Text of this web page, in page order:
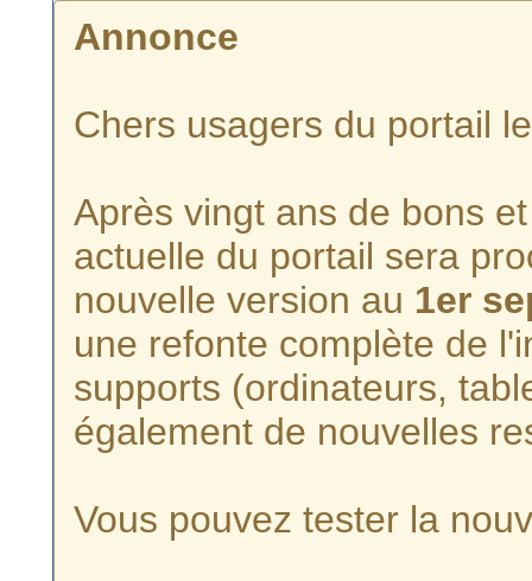
Annonce
Chers usagers du portail
Après vingt ans de bons
actuelle du portail sera
nouvelle version au 1er
une refonte complète de
supports (ordinateurs,
également de nouvelles
Vous pouvez tester la